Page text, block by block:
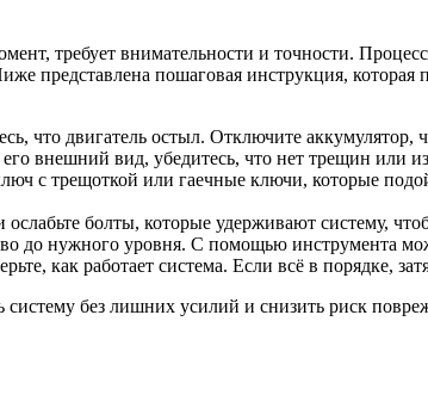
требует внимательности и точности.
представлена пошаговая инструкция,
что двигатель остыл. Отключите
внешний вид, убедитесь, что нет трещин или
с трещоткой или гаечные ключи, которые
болты, которые удерживают систему,
до нужного уровня. С помощью инструмента
как работает система. Если всё в порядке,
без лишних усилий и снизить риск